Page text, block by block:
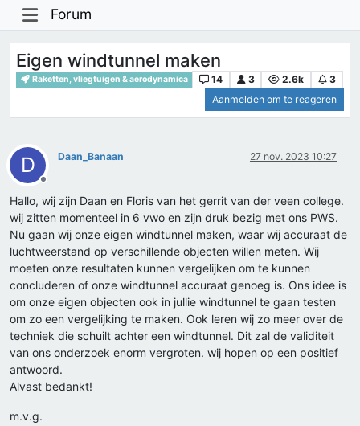
Forum
Eigen windtunnel maken
Raketten, vliegtuigen & aerodynamica 14 3 2.6k
3
Aanmelden om te reageren
D
Offline
Daan_Banaan 27 nov. 2023 10:27
Hallo, wij zijn Daan en Floris van het gerrit van der veen college.
wij zitten momenteel in 6 vwo en zijn druk bezig met ons PWS.
Nu gaan wij onze eigen windtunnel maken, waar wij accuraat de
luchtweerstand op verschillende objecten willen meten. Wij
moeten onze resultaten kunnen vergelijken om te kunnen
concluderen of onze windtunnel accuraat genoeg is. Ons idee is
om onze eigen objecten ook in jullie windtunnel te gaan testen
om zo een vergelijking te maken. Ook leren wij zo meer over de
techniek die schuilt achter een windtunnel. Dit zal de validiteit
van ons onderzoek enorm vergroten. wij hopen op een positief
antwoord.
Alvast bedankt!
m.v.g.